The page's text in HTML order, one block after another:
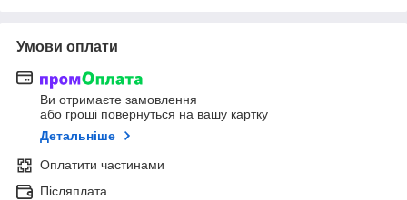
Умови оплати
Ви отримаєте замовлення
або гроші повернуться на вашу картку
Детальніше
Оплатити частинами
Післяплата